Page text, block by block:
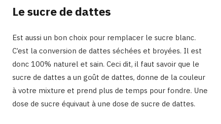
Le sucre de dattes
Est aussi un bon choix pour remplacer le sucre blanc.
C’est la conversion de dattes séchées et broyées. Il est
donc 100% naturel et sain. Ceci dit, il faut savoir que le
sucre de dattes a un goût de dattes, donne de la couleur
à votre mixture et prend plus de temps pour fondre. Une
dose de sucre équivaut à une dose de sucre de dattes.